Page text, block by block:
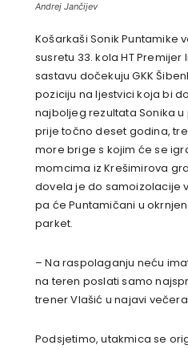
Andrej Jančijev
Košarkaši Sonik Puntamike
susretu 33. kola HT
sastavu dočekuju GKK
poziciju na ljestvici koja bi
najboljeg rezultata Sonika
prije točno deset godina,
more brige s kojim će se
momcima iz Krešimirova
dovela je do samoizolacije
pa će Puntamičani u
parket.
– Na raspolaganju neću
na teren poslati samo
trener Vlašić u najavi
Podsjetimo, utakmica se